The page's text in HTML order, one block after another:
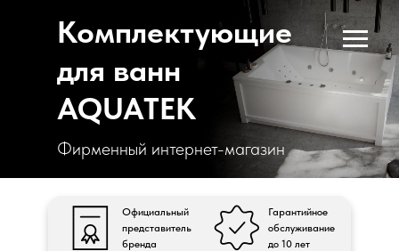
Комплектующие
для ванн
AQUATEK
Фирменный интернет-магазин
Официальный
представитель
бренда
Гарантийное
обслуживание
до 10 лет